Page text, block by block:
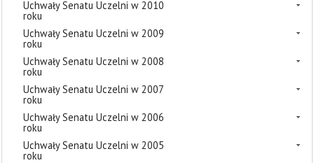
Uchwały Senatu Uczelni w 2010
roku
Uchwały Senatu Uczelni w 2009
roku
Uchwały Senatu Uczelni w 2008
roku
Uchwały Senatu Uczelni w 2007
roku
Uchwały Senatu Uczelni w 2006
roku
Uchwały Senatu Uczelni w 2005
roku